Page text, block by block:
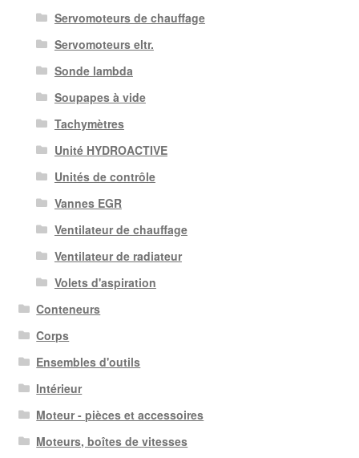
Servomoteurs de chauffage
Servomoteurs eltr.
Sonde lambda
Soupapes à vide
Tachymètres
Unité HYDROACTIVE
Unités de contrôle
Vannes EGR
Ventilateur de chauffage
Ventilateur de radiateur
Volets d'aspiration
Conteneurs
Corps
Ensembles d'outils
Intérieur
Moteur - pièces et accessoires
Moteurs, boîtes de vitesses